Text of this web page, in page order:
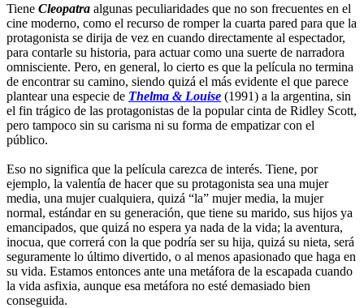
Tiene Cleopatra algunas peculiaridades que no son frecuentes en el
cine moderno, como el recurso de romper la cuarta pared para que la
protagonista se dirija de vez en cuando directamente al espectador,
para contarle su historia, para actuar como una suerte de narradora
omnisciente. Pero, en general, lo cierto es que la película no termina
de encontrar su camino, siendo quizá el más evidente el que parece
plantear una especie de Thelma & Louise (1991) a la argentina, sin
el fin trágico de las protagonistas de la popular cinta de Ridley Scott,
pero tampoco sin su carisma ni su forma de empatizar con el
público.
Eso no significa que la película carezca de interés. Tiene, por
ejemplo, la valentía de hacer que su protagonista sea una mujer
media, una mujer cualquiera, quizá “la” mujer media, la mujer
normal, estándar en su generación, que tiene su marido, sus hijos ya
emancipados, que quizá no espera ya nada de la vida; la aventura,
inocua, que correrá con la que podría ser su hija, quizá su nieta, será
seguramente lo último divertido, o al menos apasionado que haga en
su vida. Estamos entonces ante una metáfora de la escapada cuando
la vida asfixia, aunque esa metáfora no esté demasiado bien
conseguida.